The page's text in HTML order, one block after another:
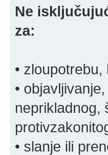
Ne
za:
•
•
neprikladnog,
• slanje ili